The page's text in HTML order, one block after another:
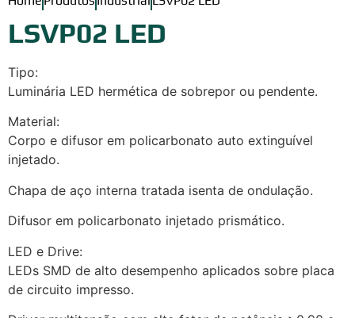
LSVP02 LED
Tipo:
Luminária LED hermética de sobrepor ou pendente.
Material:
Corpo e difusor em policarbonato auto extinguível
injetado.
Chapa de aço interna tratada isenta de ondulação.
Difusor em policarbonato injetado prismático.
LED e Drive:
LEDs SMD de alto desempenho aplicados sobre placa
de circuito impresso.